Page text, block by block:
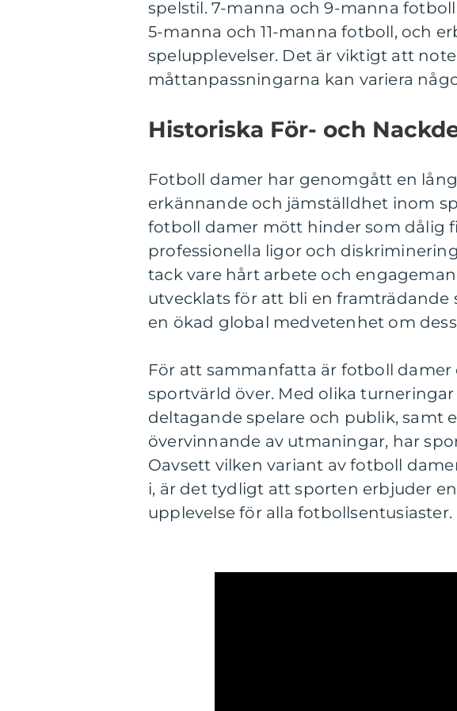
spelstil. 7-manna och 9-manna
5-manna och 11-manna fotboll, och
spelupplevelser. Det är viktigt att
måttanpassningarna kan variera
Historiska För- och
Fotboll damer har genomgått en
erkännande och jämställdhet inom
fotboll damer mött hinder som dålig
professionella ligor och
tack vare hårt arbete och
utvecklats för att bli en
en ökad global medvetenhet om
För att sammanfatta är fotboll
sportvärld över. Med olika
deltagande spelare och publik, samt
övervinnande av utmaningar, har
Oavsett vilken variant av fotboll
i, är det tydligt att sporten erbjuder
upplevelse för alla fotbollsentusiaster.